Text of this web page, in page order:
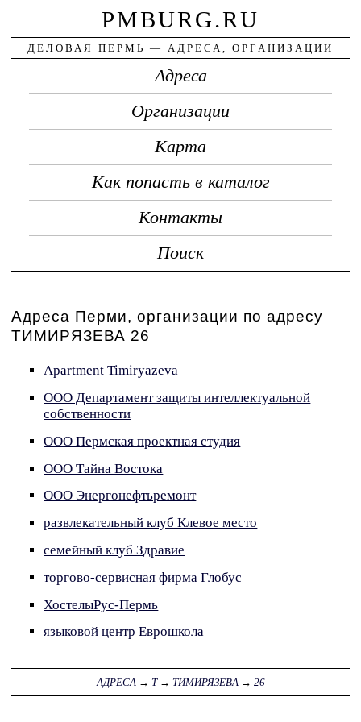
PMBURG.RU
ДЕЛОВАЯ ПЕРМЬ — АДРЕСА, ОРГАНИЗАЦИИ
Адреса
Организации
Карта
Как попасть в каталог
Контакты
Поиск
Адреса Перми, организации по адресу
ТИМИРЯЗЕВА 26
Apartment Timiryazeva
ООО Департамент защиты интеллектуальной
собственности
ООО Пермская проектная студия
ООО Тайна Востока
ООО Энергонефтьремонт
развлекательный клуб Клевое место
семейный клуб Здравие
торгово-сервисная фирма Глобус
ХостелыРус-Пермь
языковой центр Еврошкола
АДРЕСА → Т→ ТИМИРЯЗЕВА → 26